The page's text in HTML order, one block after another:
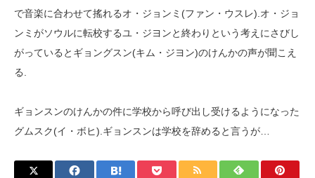
で音楽に合わせて搖れるオ・ジョンミ(ファン・ウスレ).オ・ジョ
ンミがソウルに転校するユ・ジヨンと終わりという考えにさびし
がっているとギョングスン(キム・ジヨン)のけんかの声が聞こえ
る.
ギョンスンのけんかの件に学校から呼び出し受けるようになった
グムスク(イ・ボヒ).ギョンスンは学校を辞めると言うが…